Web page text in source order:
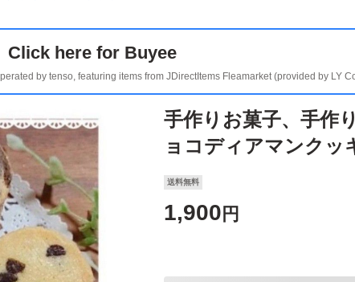
Click here for Buyee
by tenso, featuring items from JDirectItems Fleamarket (provided by LY
手作りお菓子、手作
ョコディアマンクッ
送料無料
1,900 円